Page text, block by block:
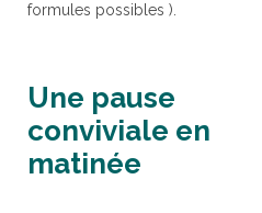
formules possibles ).
Une pause
conviviale en
matinée